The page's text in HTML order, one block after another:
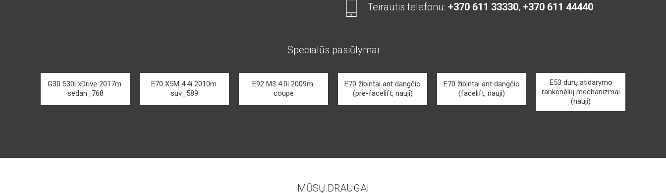
Teirautis telefonu: +370 611 33330, +370 611 44440
Specialūs pasiūlymai
G30 530i xDrive 2017m.
sedan_768
E70 X5M 4.4i 2010m.
suv_589
E92 M3 4.0i 2009m.
coupe
E70 žibintai ant dangčio
(pre-facelift, nauji)
E70 žibintai ant dangčio
(facelift, nauji)
E53 durų atidarymo
rankenėlių mechanizmai
(nauji)
MŪSŲ DRAUGAI